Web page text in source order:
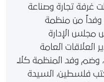
غرفة تجارة وصناعة
من منظمة
مجلس الإدارة
العلاقات العامة
وضم وفد المنظمة كلاً
فلسطين، السيدة